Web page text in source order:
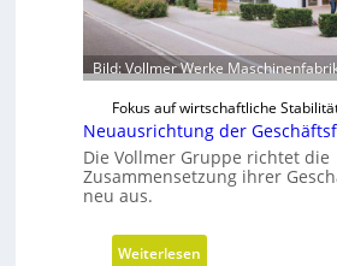
m
o
b
i
l
Bild: Vollmer Werke
Fokus auf wirtschaftliche
Neuausrichtung der
Die Vollmer Gruppe richtet die
Zusammensetzung ihrer
neu aus.
Weiterlesen: